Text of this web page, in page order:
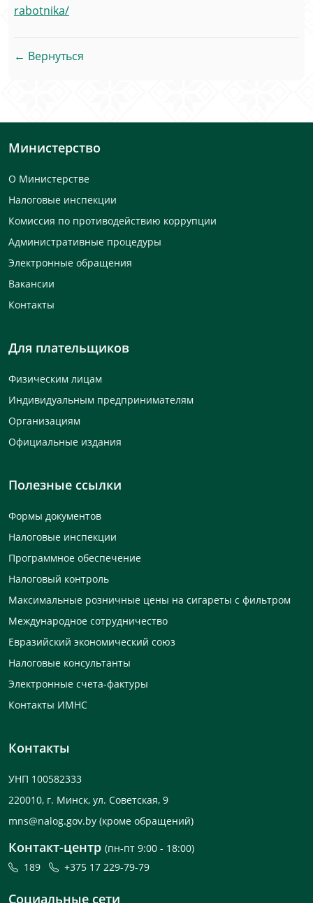
rabotnika/
← Вернуться
Министерство
О Министерстве
Налоговые инспекции
Комиссия по противодействию коррупции
Административные процедуры
Электронные обращения
Вакансии
Контакты
Для плательщиков
Физическим лицам
Индивидуальным предпринимателям
Организациям
Официальные издания
Полезные ссылки
Формы документов
Налоговые инспекции
Программное обеспечение
Налоговый контроль
Максимальные розничные цены на сигареты с фильтром
Международное сотрудничество
Евразийский экономический союз
Налоговые консультанты
Электронные счета-фактуры
Контакты ИМНС
Контакты
УНП 100582333
220010, г. Минск, ул. Советская, 9
mns@nalog.gov.by (кроме обращений)
Контакт-центр (пн-пт 9:00 - 18:00)
189
+375 17 229-79-79
Социальные сети